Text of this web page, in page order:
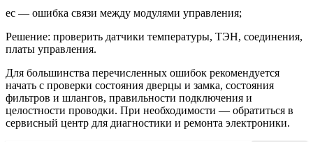
ec — ошибка связи между модулями управления;
Решение: проверить датчики температуры, ТЭН, соединения,
платы управления.
Для большинства перечисленных ошибок рекомендуется
начать с проверки состояния дверцы и замка, состояния
фильтров и шлангов, правильности подключения и
целостности проводки. При необходимости — обратиться в
сервисный центр для диагностики и ремонта электроники.